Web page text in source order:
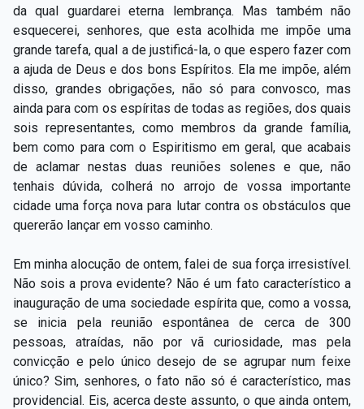
da qual guardarei eterna lembrança. Mas também não
esquecerei, senhores, que esta acolhida me impõe uma
grande tarefa, qual a de justificá-la, o que espero fazer com
a ajuda de Deus e dos bons Espíritos. Ela me impõe, além
disso, grandes obrigações, não só para convosco, mas
ainda para com os espíritas de todas as regiões, dos quais
sois representantes, como membros da grande família,
bem como para com o Espiritismo em geral, que acabais
de aclamar nestas duas reuniões solenes e que, não
tenhais dúvida, colherá no arrojo de vossa importante
cidade uma força nova para lutar contra os obstáculos que
quererão lançar em vosso caminho.
Em minha alocução de ontem, falei de sua força irresistível.
Não sois a prova evidente? Não é um fato característico a
inauguração de uma sociedade espírita que, como a vossa,
se inicia pela reunião espontânea de cerca de 300
pessoas, atraídas, não por vã curiosidade, mas pela
convicção e pelo único desejo de se agrupar num feixe
único? Sim, senhores, o fato não só é característico, mas
providencial. Eis, acerca deste assunto, o que ainda ontem,